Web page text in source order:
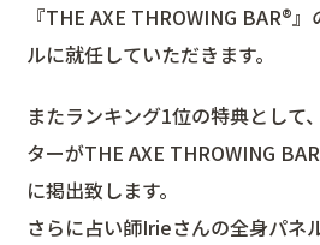
『THE AXE THROWING BAR®︎
ルに就任していただきます。
またランキング1位の特典として
ターがTHE AXE THROWING
に掲出致します。
さらに占い師Irieさんの全身パネ